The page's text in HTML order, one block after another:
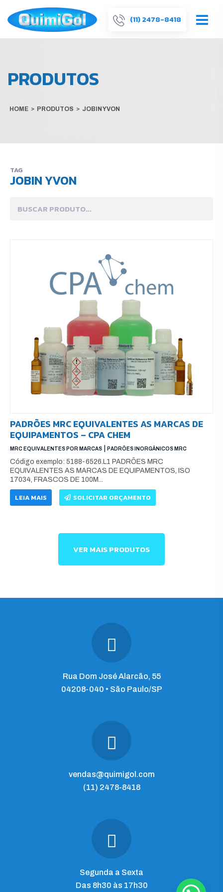
(11) 2478-8418
PRODUTOS
HOME > PRODUTOS > JOBIN YVON
TAG
JOBIN YVON
PADRÕES MRC EQUIVALENTES AS MARCAS DE
EQUIPAMENTOS – CPA CHEM
MRC EQUIVALENTES POR MARCAS PADRÕES INORGÂNICOS MRC
Código exemplo: 5188-6526.L1 PADRÕES MRC
EQUIVALENTES AS MARCAS DE EQUIPAMENTOS, ISO
17034, FRASCOS DE 100M...
LEIA MAIS SOLICITAR ORÇAMENTO
VER MAIS PRODUTOS
Rua Dom José Alarcão, 55
04208-040 • São Paulo/SP
vendas@quimigol.com
(11) 2478-8418
Segunda a Sexta
Das 8h30 às 17h30